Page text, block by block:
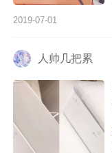
2019-07-01
人帅几把累